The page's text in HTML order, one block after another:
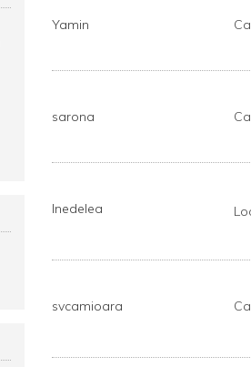
Yamin
sarona
lnedelea
svcamioara